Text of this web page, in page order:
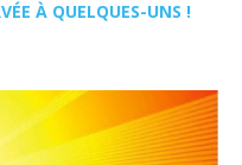
À QUELQUES-UNS !